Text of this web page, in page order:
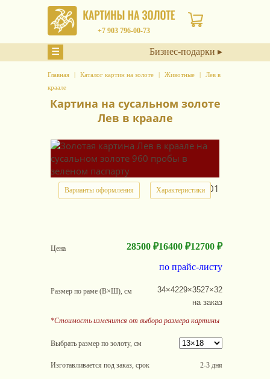
+7 903 796-00-73
☰ Бизнес-подарки ▸
Главная Каталог картин на золоте Животные
Лев в
краале
Картина на сусальном золоте
Лев в краале
Варианты оформления Характеристики
арт.18001
Цена 12700 ₽
16400 ₽
28500 ₽
по прайс-листу
Размер по раме (В×Ш), см 27×32
29×35
34×42
на заказ
*Стоимость изменится от выбора размера картины
Выбрать размер по золоту, см
Изготавливается под заказ, срок 2-3 дня